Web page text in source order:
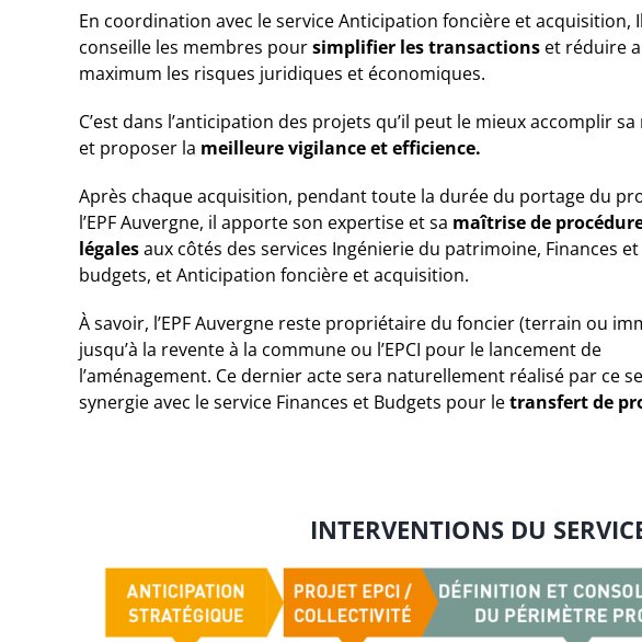
En coordination avec le service Anticipation foncière et acquisition, Il
conseille les membres poursimplifier les transactions et réduire
maximum les risques juridiques et économiques.
C’est dans l’anticipation des projets qu’il peut le mieux accomplir
et proposer la meilleure vigilance et efficience.
Après chaque acquisition, pendant toute la durée du portage du
l’EPF Auvergne, il apporte son expertise et sa maîtrise de
légalesaux côtés des services Ingénierie du patrimoine, Finances et
budgets, et Anticipation foncière et acquisition.
À savoir, l’EPF Auvergne reste propriétaire du foncier (terrain ou
jusqu’à la revente à la commune ou l’EPCI pour le lancement de
l’aménagement. Ce dernier acte sera naturellement réalisé par ce
synergie avec le service Finances et Budgets pour letransfert de
INTERVENTIONS DU